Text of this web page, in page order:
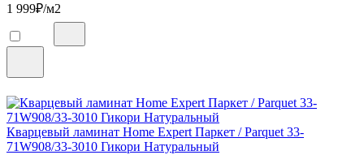
1 999₽/м2
Кварцевый ламинат Home Expert Паркет / Parquet 33-
71W908/33-3010 Гикори Натуральный